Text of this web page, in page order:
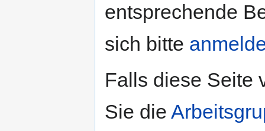
entsprechende
sich bitte
Falls diese Seite
Sie die